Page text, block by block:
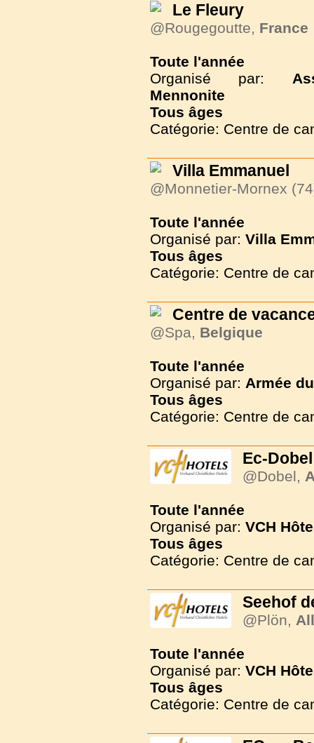
Le Fleury
@Rougegoutte, France
Toute l'année
Organisé par:
Mennonite
Tous âges
Catégorie: Centre de
Villa Emmanuel
@Monnetier-Mornex
Toute l'année
Organisé par: Villa
Tous âges
Catégorie: Centre de
Centre de
@Spa, Belgique
Toute l'année
Organisé par: Armée
Tous âges
Catégorie: Centre de
Ec-Dobel
@Dobel,
Toute l'année
Organisé par: VCH
Tous âges
Catégorie: Centre de
Seehof
@Plön,
Toute l'année
Organisé par: VCH
Tous âges
Catégorie: Centre de